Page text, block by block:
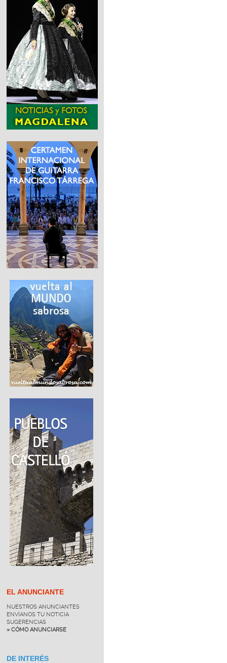
EL ANUNCIANTE
NUESTROS ANUNCIANTES
ENVÍANOS TU NOTICIA
SUGERENCIAS
» CÓMO ANUNCIARSE
DE INTERÉS